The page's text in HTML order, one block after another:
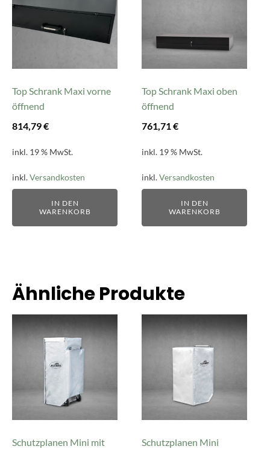
Top Schrank Maxi vorne
öffnend
814,79€
inkl. 19 % MwSt.
inkl.Versandkosten
IN DEN
WARENKORB
Top Schrank Maxi oben
öffnend
761,71€
inkl. 19 % MwSt.
inkl.Versandkosten
IN DEN
WARENKORB
Ähnliche Produkte
Schutzplanen Mini mit
Produkt
mehrere
Varianten
können
Schutzplanen Mini
Produkt
Varianten
können